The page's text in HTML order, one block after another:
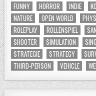
FUNNY
HORROR INDIE
NATURE
OPEN WORLD
ROLEPLAY
ROLLENSPIEL
SHOOTER
SIMULATION
STRATEGIE
STRATEGY
THIRD-PERSON
VEHICLE